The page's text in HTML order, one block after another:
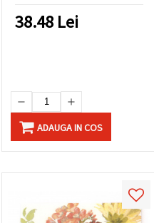
38.48 Lei
ADAUGA IN COS